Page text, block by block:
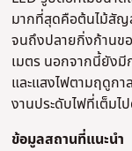
มากที่สุดคือต้นไม้สั
จนถึงปลายกิ่งก้านข
เมตร นอกจากนี้ยังมี
และแสงไฟตามฤดูก
งานประดับไฟที่เต็มไ
ข้อมูลสถานที่แนะนํา